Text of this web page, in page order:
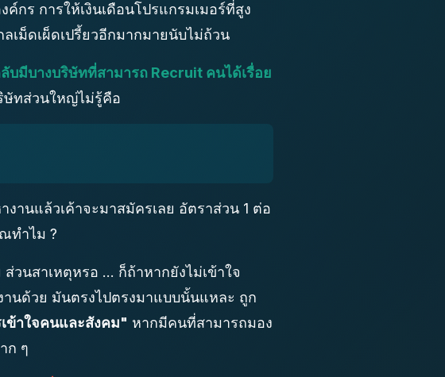
กร การให้เงินเดือนโปรแกรมเมอร์ที่สูง
เม็ดเผ็ดเปรี้ยวอีกมากมายนับไม่ถ้วน
บมีบางบริษัทที่สามารถ Recruit คนได้เรื่อย
ษัทส่วนใหญ่ไม่รู้คือ
นแล้วเค้าจะมาสมัครเลย อัตราส่วน 1 ต่อ
ทำไม ?
วนสาเหตุหรอ ... ก็ถ้าหากยังไม่เข้าใจ
นด้วย มันตรงไปตรงมาแบบนั้นแหละ ถูก
ข้าใจคนและสังคม" หากมีคนที่สามารถมอง
ก ๆ